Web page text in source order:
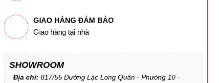
GIAO HÀNG ĐẢM BẢO
Giao hàng tại nhà
SHOWROOM
Địa chỉ: 817/55 Đường Lạc Long Quân - Phường 10 -